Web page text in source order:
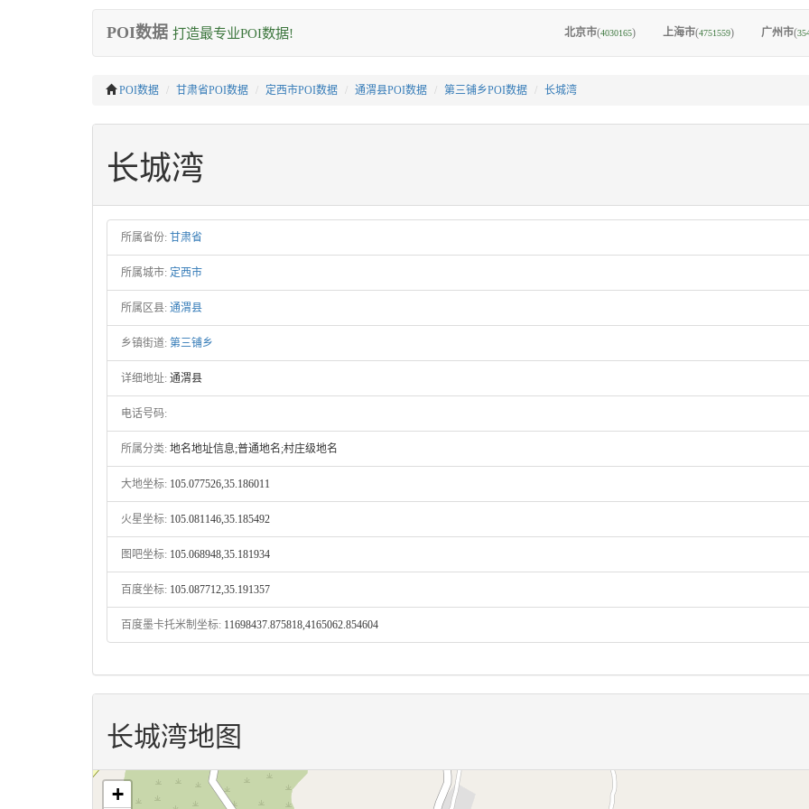
POI数据 打造最专业POI数据! 北京市(4030165) 上海市(4751559) 广州市(
POI数据 甘肃省POI数据 定西市POI数据 通渭县POI数据 第三铺乡POI数据 长城湾
长城湾
所属省份: 甘肃省
所属城市: 定西市
所属区县: 通渭县
乡镇街道: 第三铺乡
详细地址: 通渭县
电话号码:
所属分类: 地名地址信息;普通地名;村庄级地名
大地坐标: 105.077526,35.186011
火星坐标: 105.081146,35.185492
图吧坐标: 105.068948,35.181934
百度坐标: 105.087712,35.191357
百度墨卡托米制坐标: 11698437.875818,4165062.854604
长城湾地图
+